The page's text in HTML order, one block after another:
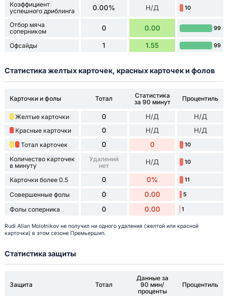
Коэффициент
успешного дриблинга
0.00% Н/Д 10
Отбор мяча
соперником
0 0.00 99
Офсайды 1 1.55 99
Статистика желтых карточек, красных карточек и фолов
Карточки и фолы Тотал
Статистика
за 90 минут
Процентиль
Желтые карточки 0 Н/Д Н/Д
Красные карточки 0 Н/Д Н/Д
Тотал карточек 0 0 10
Количество карточек
в минуту
Удалений
нет
Н/Д 10
Карточки более 0.5 0 0% 11
Совершенные фолы 0 0.00 5
Фолы соперника 0 0.00 1
Rudi Allan Molotnikov не получил ни одного удаления (желтой или красной
карточки) в этом сезоне Премьершип.
Статистика защиты
Защита Тотал
Данные за
90 мин/
проценты
Процентиль